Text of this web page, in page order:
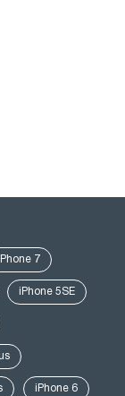
7
iPhone 5SE
iPhone 6